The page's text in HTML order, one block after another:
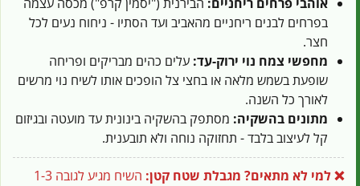
בפרחים לבנים ריחניים מהאביב ועד הסתיו - ניחוח נעים לכל
חצר.
מחפשי צמח נוי ירוק-עד: עלים כהים מבריקים ופריחה
שופעת בשמש מלאה או בחצי צל הופכים אותו לשיח נוי מרשים
לאורך כל השנה.
מתונים בהשקיה: מסתפק בהשקיה בינונית עד מועטה ובגיזום
קל לעיצוב בלבד - תחזוקה נוחה ולא תובענית.
❌ למי לא מתאים? מגבלת שטח קטן:
השיח מגיע לגובה 1-3